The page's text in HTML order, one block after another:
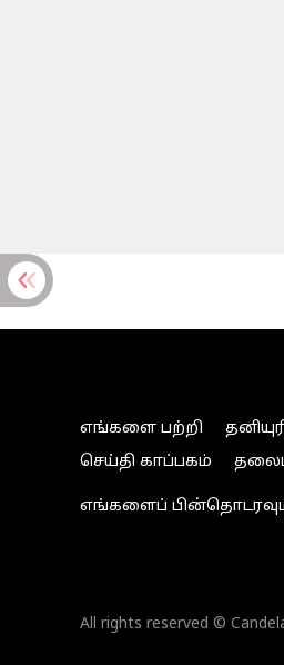
எங்களை பற்றி
செய்தி காப்பகம்
எங்களைப்
All rights reserved ©